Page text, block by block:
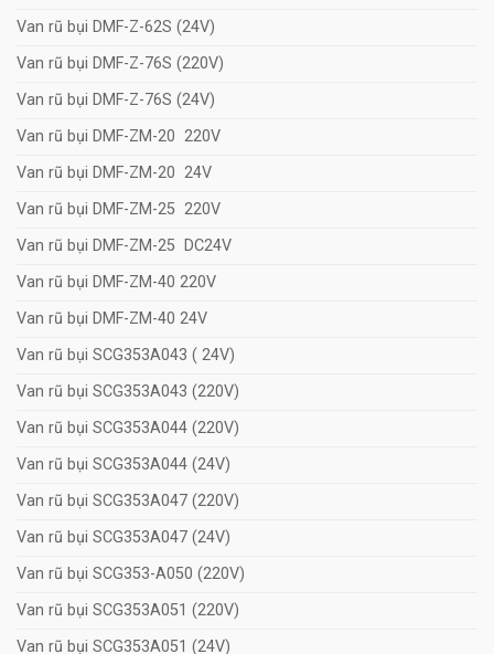
Van rũ bụi DMF-Z-62S (24V)
Van rũ bụi DMF-Z-76S (220V)
Van rũ bụi DMF-Z-76S (24V)
Van rũ bụi DMF-ZM-20 220V
Van rũ bụi DMF-ZM-20 24V
Van rũ bụi DMF-ZM-25 220V
Van rũ bụi DMF-ZM-25 DC24V
Van rũ bụi DMF-ZM-40 220V
Van rũ bụi DMF-ZM-40 24V
Van rũ bụi SCG353A043 ( 24V)
Van rũ bụi SCG353A043 (220V)
Van rũ bụi SCG353A044 (220V)
Van rũ bụi SCG353A044 (24V)
Van rũ bụi SCG353A047 (220V)
Van rũ bụi SCG353A047 (24V)
Van rũ bụi SCG353-A050 (220V)
Van rũ bụi SCG353A051 (220V)
Van rũ bụi SCG353A051 (24V)